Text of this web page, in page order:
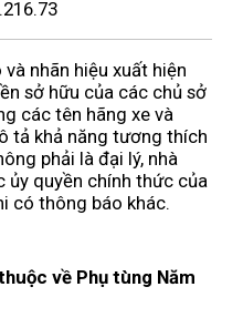
nhãn hiệu xuất hiện
sở hữu của các chủ sở
các tên hãng xe và
tả khả năng tương thích
phải là đại lý, nhà
ủy quyền chính thức của
có thông báo khác.
về Phụ tùng Năm